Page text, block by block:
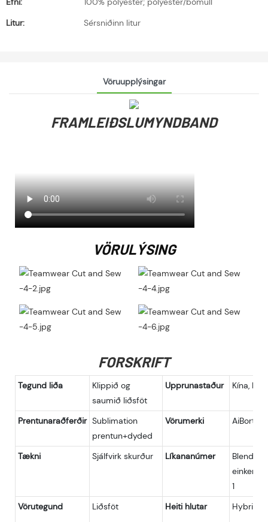
Litur:
Sérsniðinn litur
Vöruupplýsingar
FRAMLEIÐSLUMYNDBAND
VÖRULÝSING
FORSKRIFT
Tegund liða
Klippið og
saumið liðsföt
Upprunastaður Kína,
Prentunaraðferðir Sublimation
prentun+dyded
Vörumerki AiBort
Tækni Sjálfvirk skurður Líkananúmer
1
Vörutegund
Liðsföt Heiti hlutar Hybrid